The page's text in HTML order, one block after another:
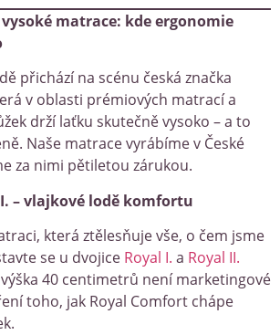
matrace: kde ergonomie
přichází na scénu česká značka
v oblasti prémiových matrací a
drží laťku skutečně vysoko – a to
Naše matrace vyrábíme v České
za nimi pětiletou zárukou.
– vlajkové lodě komfortu
která ztělesňuje vše, o čem jsme
se u dvojice Royal I. a Royal II.
40 centimetrů není marketingové
toho, jak Royal Comfort chápe